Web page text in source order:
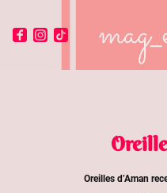
Oreilles d’Aman